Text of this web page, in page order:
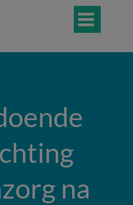

na